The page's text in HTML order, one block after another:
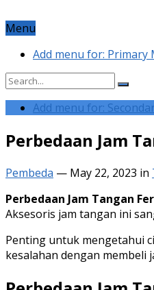
Menu
Add menu for: Primary
Add menu for:
Perbedaan Jam
Pembeda — May 22, 2023 in
Perbedaan Jam Tangan
Aksesoris jam tangan ini
Penting untuk mengetahui
kesalahan dengan membeli